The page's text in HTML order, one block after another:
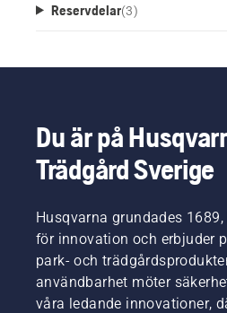
Reservdelar(3)
Du är på
Trädgård Sverige
Husqvarna grundades
för innovation och erbjuder
park- och
användbarhet möter
våra ledande innovationer,